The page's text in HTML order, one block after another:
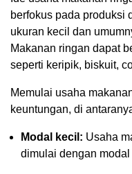
berfokus pada produksi
ukuran kecil dan
Makanan ringan dapat
seperti keripik, biskuit,
Memulai usaha
keuntungan, di
Modal kecil: Usaha
dimulai dengan